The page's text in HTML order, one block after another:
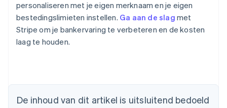
personaliseren met je eigen merknaam en je eigen
bestedingslimieten instellen. Ga aan de slag met
Stripe om je bankervaring te verbeteren en de kosten
laag te houden.
De inhoud van dit artikel is uitsluitend bedoeld
België
Brazilië